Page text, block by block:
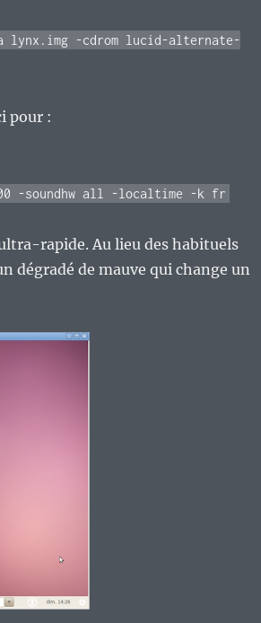
lynx.img -cdrom lucid-alternate-
pour :
-soundhw all -localtime -k fr
rapide. Au lieu des habituels
dégradé de mauve qui change un